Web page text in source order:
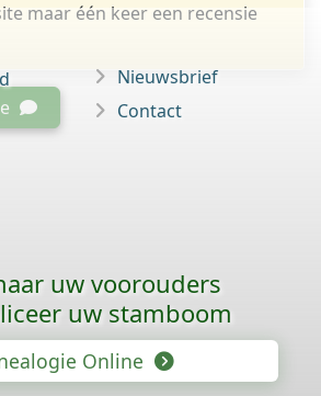
maar één keer een recensie
Nieuwsbrief
Contact
uw voorouders
uw stamboom
Online